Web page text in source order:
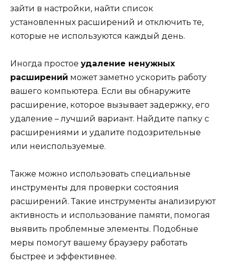
зайти в настройки, найти список
установленных расширений и отключить те,
которые не используются каждый день.
Иногда простое удаление ненужных
расширений может заметно ускорить работу
вашего компьютера. Если вы обнаружите
расширение, которое вызывает задержку, его
удаление – лучший вариант. Найдите папку с
расширениями и удалите подозрительные
или неиспользуемые.
Также можно использовать специальные
инструменты для проверки состояния
расширений. Такие инструменты анализируют
активность и использование памяти, помогая
выявить проблемные элементы. Подобные
меры помогут вашему браузеру работать
быстрее и эффективнее.